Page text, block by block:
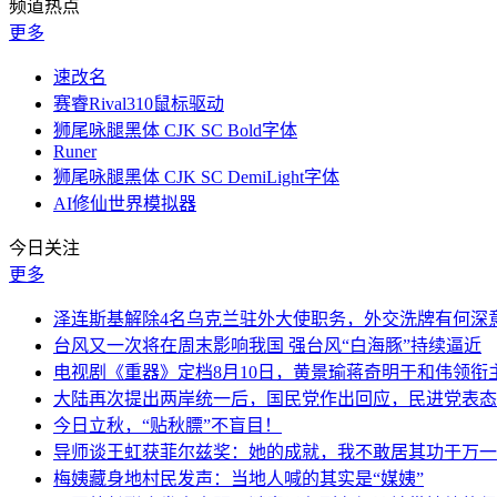
频道热点
更多
速改名
赛睿Rival310鼠标驱动
狮尾咏腿黑体 CJK SC Bold字体
Runer
狮尾咏腿黑体 CJK SC DemiLight字体
AI修仙世界模拟器
今日关注
更多
泽连斯基解除4名乌克兰驻外大使职务，外交洗牌有何深
台风又一次将在周末影响我国 强台风“白海豚”持续逼近
电视剧《重器》定档8月10日，黄景瑜蒋奇明于和伟领衔
大陆再次提出两岸统一后，国民党作出回应，民进党表
今日立秋，“贴秋膘”不盲目！
导师谈王虹获菲尔兹奖：她的成就，我不敢居其功于万一
梅姨藏身地村民发声：当地人喊的其实是“媒姨”